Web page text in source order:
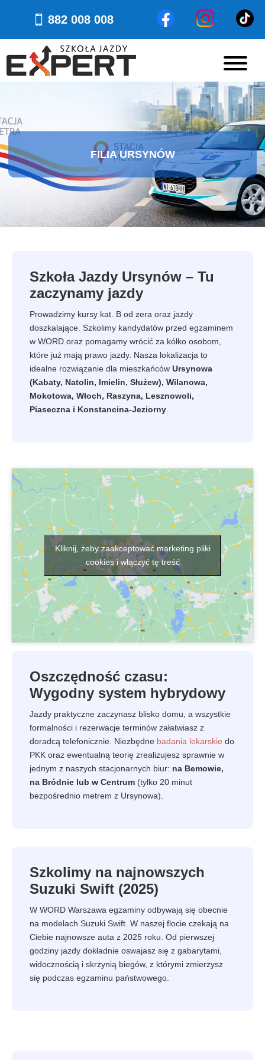
882 008 008
FILIA URSYNÓW
Szkoła Jazdy Ursynów – Tu
zaczynamy jazdy
Prowadzimy kursy kat. B od zera oraz jazdy
doszkalające. Szkolimy kandydatów przed egzaminem
w WORD oraz pomagamy wrócić za kółko osobom,
które już mają prawo jazdy. Nasza lokalizacja to
idealne rozwiązanie dla mieszkańców Ursynowa
(Kabaty, Natolin, Imielin, Służew), Wilanowa,
Mokotowa, Włoch, Raszyna, Lesznowoli,
Piaseczna i Konstancina-Jeziorny
Kliknij, żeby zaakceptować marketing pliki
cookies i włączyć tę treść
Oszczędność czasu:
Wygodny system hybrydowy
Jazdy praktyczne zaczynasz blisko domu, a wszystkie
formalności i rezerwacje terminów załatwiasz z
doradcą telefonicznie. Niezbędne badania lekarskie do
PKK oraz ewentualną teorię zrealizujesz sprawnie w
jednym z naszych stacjonarnych biur: na Bemowie,
na Bródnie lub w Centrum (tylko 20 minut
bezpośrednio metrem z Ursynowa).
Szkolimy na najnowszych
Suzuki Swift (2025)
W WORD Warszawa egzaminy odbywają się obecnie
na modelach Suzuki Swift. W naszej flocie czekają na
Ciebie najnowsze auta z 2025 roku. Od pierwszej
godziny jazdy dokładnie oswajasz się z gabarytami,
widocznością i skrzynią biegów, z którymi zmierzysz
się podczas egzaminu państwowego.